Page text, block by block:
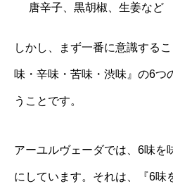
唐辛子、黒胡椒、生姜など
しかし、まず一番に意識する
味・辛味・苦味・渋味』の6つ
うことです。
アーユルヴェーダでは、6味を
にしています。それは、『6味